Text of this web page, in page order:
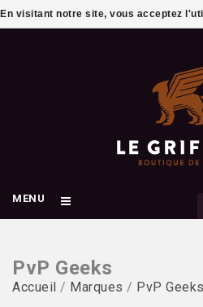
MENU
PvP Geeks
Accueil / Marques / PvP Geeks
En visitant notre site, vous acceptez